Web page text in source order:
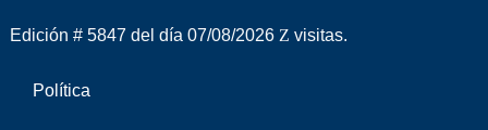
Edición # 5847 del día 07/08/2026 visitas.
Política